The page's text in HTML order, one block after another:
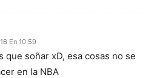
En 10:59
que soñar xD, esa cosas no se
en la NBA